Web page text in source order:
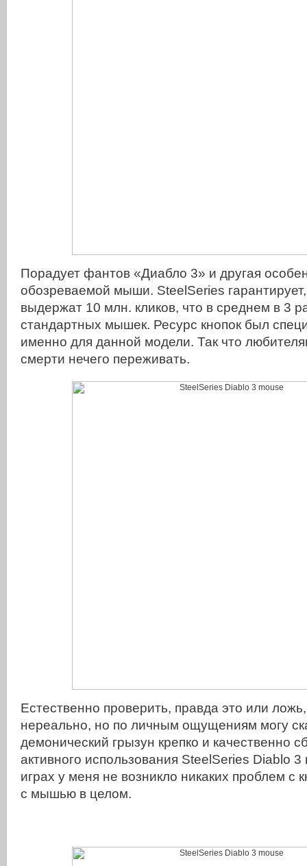
Порадует фантов «Диабло 3» и другая
обозреваемой мыши. SteelSeries
выдержат 10 млн. кликов, что в среднем в 3
стандартных мышек. Ресурс кнопок был
именно для данной модели. Так что
смерти нечего переживать.
Естественно проверить, правда это или
нереально, но по личным ощущениям могу
демонический грызун крепко и качественно
активного использования SteelSeries Diablo
играх у меня не возникло никаких проблем с
с мышью в целом.